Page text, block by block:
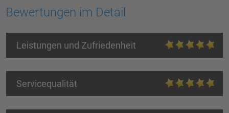
Bewertungen im Detail
Leistungen und Zufriedenheit
Servicequalität